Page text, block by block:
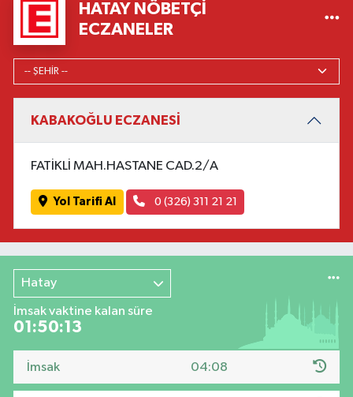
HATAY NÖBETÇI
ECZANELER
KABAKOĞLU ECZANESİ
FATİKLİ MAH.HASTANE CAD.2/A
Yol Tarifi Al 0 (326) 311 21 21
Hatay
İmsak vaktine kalan süre
01:50:12
İmsak 04:08